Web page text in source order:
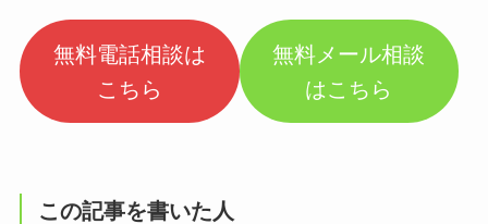
無料電話相談は
こちら
無料メール相談
はこちら
この記事を書いた人